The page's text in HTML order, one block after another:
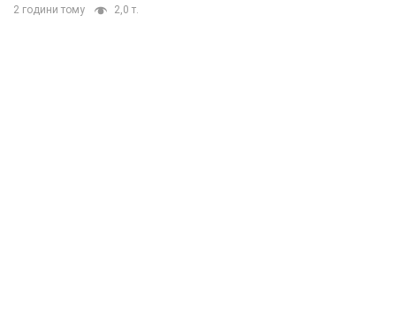
2 години тому 2,0 т.